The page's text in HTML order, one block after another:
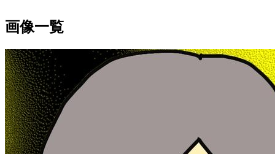
画像一覧